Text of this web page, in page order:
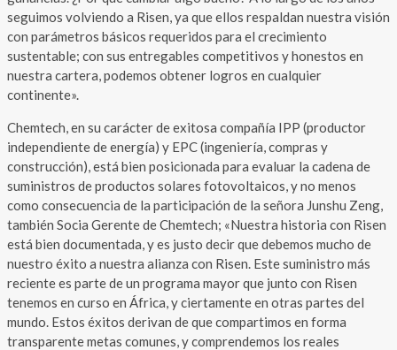
seguimos volviendo a Risen, ya que ellos respaldan nuestra visión
con parámetros básicos requeridos para el crecimiento
sustentable; con sus entregables competitivos y honestos en
nuestra cartera, podemos obtener logros en cualquier
continente».
Chemtech, en su carácter de exitosa compañía IPP (productor
independiente de energía) y EPC (ingeniería, compras y
construcción), está bien posicionada para evaluar la cadena de
suministros de productos solares fotovoltaicos, y no menos
como consecuencia de la participación de la señora Junshu Zeng,
también Socia Gerente de Chemtech; «Nuestra historia con Risen
está bien documentada, y es justo decir que debemos mucho de
nuestro éxito a nuestra alianza con Risen. Este suministro más
reciente es parte de un programa mayor que junto con Risen
tenemos en curso en África, y ciertamente en otras partes del
mundo. Estos éxitos derivan de que compartimos en forma
transparente metas comunes, y comprendemos los reales